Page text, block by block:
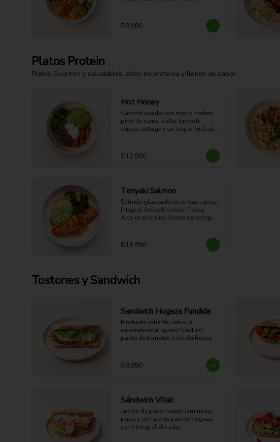
$9.990
Platos Protein
Platos Gourmet y saludables, altos en proteína y llenos de sabor.
Hot Honey
Camote asado con miel y merkén,
pino de carne, palta, brócoli,
queso cottage y un toque final de
39g Proteina - 57g Carbohidratos -
35g grasa - 10g Fibra - 686 Kcal
$12.990
Teriyaki Salmon
Salmón glaseado en teriyaki, arroz
integral, brócoli y palta fresca.
Alto en proteína, fuente de omega
37g Proteina - 39g Carbohidratos -
27g grasa - 7g Fibra - 546 Kcal
$13.990
Tostones y Sandwich
Sandwich Hogaza Fundida
Mechada caliente, cebolla
caramelizada, queso fundido,
pasta de tomates y rúcula fresca
28g Proteina - 63g Carbohidratos -
31g grasa - 8g Fibra - 648 Kcal
$8.990
Sándwich Vitali
Jamón de pavo, huevo laminado,
palta y tomate en pan de hogaza
semi integral dorado.